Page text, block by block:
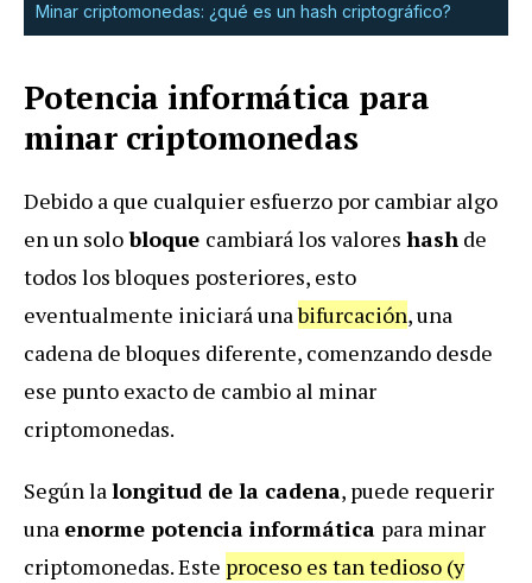
Minar criptomonedas: ¿qué es un hash criptográfico?
Potencia informática para
minar criptomonedas
Debido a que cualquier esfuerzo por cambiar algo
en un solobloque cambiará los valores hash de
todos los bloques posteriores, esto
eventualmente iniciará unabifurcación, una
cadena de bloques diferente, comenzando desde
ese punto exacto de cambio al minar
criptomonedas.
Según lalongitud de la cadena, puede requerir
una enorme potencia informática para minar
criptomonedas. Este proceso es tan tedioso (y